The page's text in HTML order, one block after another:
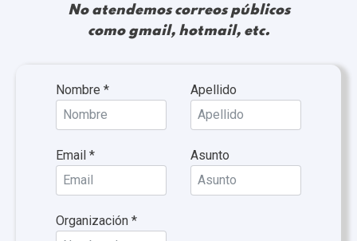
No atendemos correos públicos
como gmail, hotmail, etc.
Nombre * Apellido
Email * Asunto
Organización *